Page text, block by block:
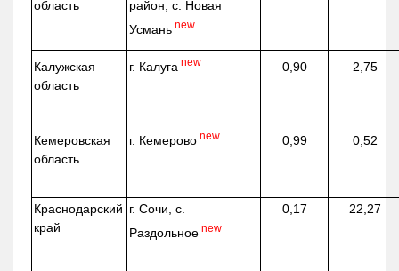
область
район, с. Новая
Усмань new
Калужская
область
г. Калуга new 0,90 2,75
Кемеровская
область
г. Кемерово new 0,99 0,52
Краснодарский
край
г. Сочи, с.
Раздольное new
0,17 22,27